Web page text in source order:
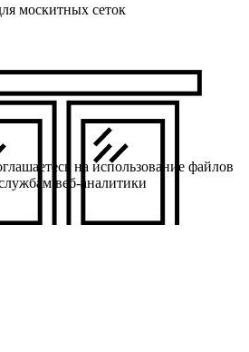
москитных сеток
на использование файлов
веб-аналитики